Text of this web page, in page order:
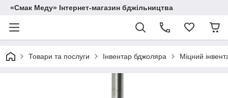
«Смак Меду» Інтернет-магазин бджільництва
Товари та послуги Інвентар бджоляра Міцний